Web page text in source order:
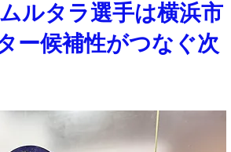
ルタラ選手は横浜市
ー候補性がつなぐ次